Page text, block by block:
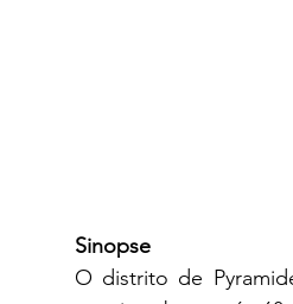
Sinopse
O distrito de